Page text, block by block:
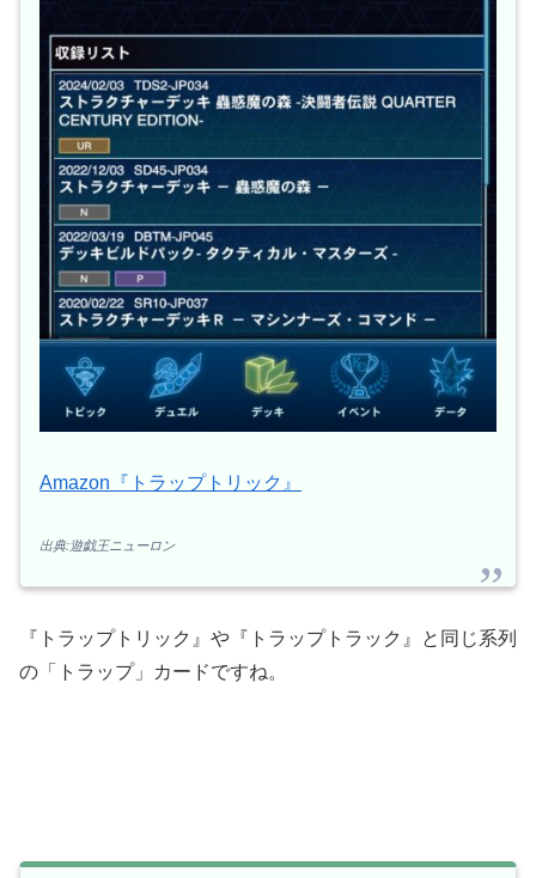
Amazon『トラップトリック』
出典:遊戯王ニューロン
『トラップトリック』や『トラップトラック』と同じ系列
の「トラップ」カードですね。